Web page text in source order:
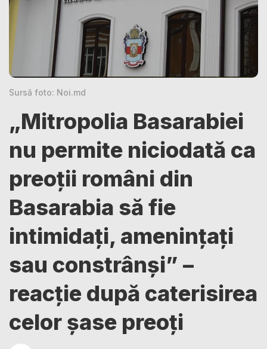
Sursă foto: Noi.md
„Mitropolia Basarabiei
nu permite niciodată ca
preoții români din
Basarabia să fie
intimidați, amenințați
sau constrânși” –
reacție după caterisirea
celor șase preoți